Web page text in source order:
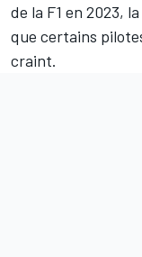
de la F1 en 2023,
que certains
craint.